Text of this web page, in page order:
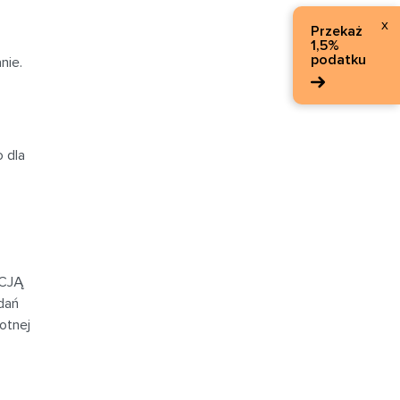
Przekaż
1,5%
podatku
x
dla